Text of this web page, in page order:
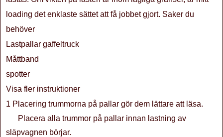
loading det enklaste sättet att få jobbet gjort. Saker du
behöver
Lastpallar gaffeltruck
Måttband
spotter
Visa fler instruktioner
1 Placering trummorna på pallar gör dem lättare att läsa.
Placera alla trummor på pallar innan lastning av
släpvagnen börjar.